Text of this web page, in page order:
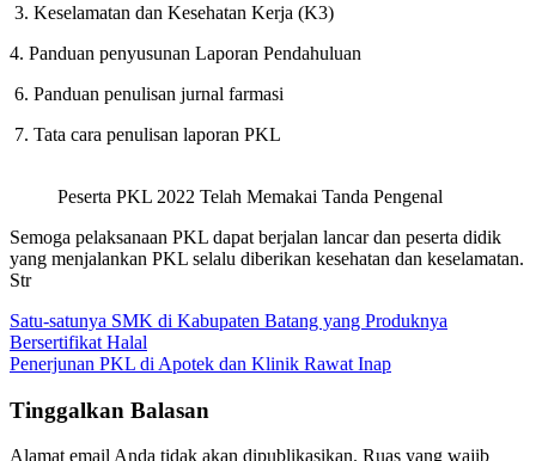
3. Keselamatan dan Kesehatan Kerja (K3)
4. Panduan penyusunan Laporan Pendahuluan
6. Panduan penulisan jurnal farmasi
7. Tata cara penulisan laporan PKL
Peserta PKL 2022 Telah Memakai Tanda Pengenal
Semoga pelaksanaan PKL dapat berjalan lancar dan peserta didik
yang menjalankan PKL selalu diberikan kesehatan dan keselamatan.
Str
Navigasi
pos
Satu-satunya SMK di Kabupaten Batang yang Produknya
Bersertifikat Halal
Penerjunan PKL di Apotek dan Klinik Rawat Inap
Tinggalkan Balasan
Alamat email Anda tidak akan dipublikasikan. Ruas yang wajib